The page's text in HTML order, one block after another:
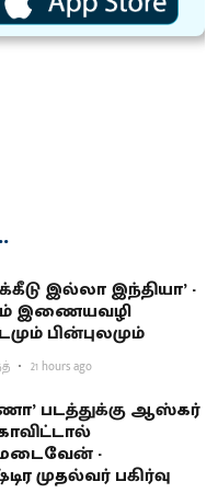
இல்லா இந்தியா’ -
இணையவழி
பின்புலமும்
21 hours ago
படத்துக்கு ஆஸ்கர்
-
முதல்வர் பகிர்வு